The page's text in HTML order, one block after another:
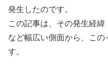
発生したのです。
この記事は、その発生経緯
など幅広い側面から、この
す。